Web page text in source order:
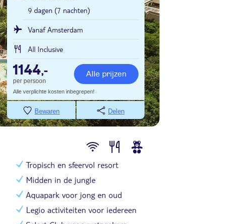
9 dagen (7 nachten)
Vanaf Amsterdam
All Inclusive
1144,-
per persoon
Alle prijzen
Alle verplichte kosten inbegrepen!
Bewaren Delen
Tropisch en sfeervol resort
Midden in de jungle
Aquapark voor jong en oud
Legio activiteiten voor iedereen